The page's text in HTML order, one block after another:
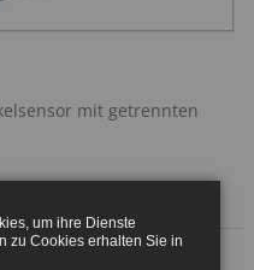
mit getrennten
um ihre Dienste
zu Cookies erhalten Sie in